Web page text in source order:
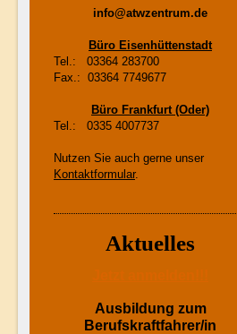
info@atwzentrum.de
Büro Eisenhüttenstadt
Tel.: 03364 283700
Fax.: 03364 7749677
Büro Frankfurt (Oder)
Tel.: 0335 4007737
Nutzen Sie auch gerne unser
Kontaktformular.
Aktuelles
Ausbildung zum
Berufskraftfahrer/in